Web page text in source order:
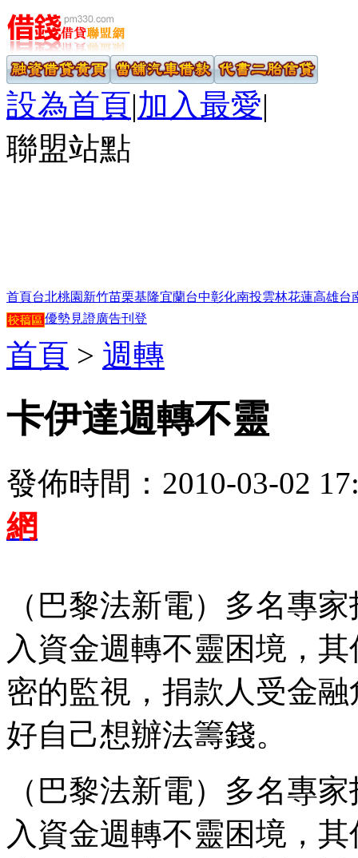
設為首頁|加入最愛|
聯盟站點
首頁台北桃園 新竹苗栗基隆宜蘭台中彰化南投雲林花蓮高雄台
優勢見證廣告刊登
首頁 > 週轉
卡伊達週轉不靈
發佈時間：2010-03-02
網
（巴黎法新電）多名專
入資金週轉不靈困境，
密的監視，捐款人受金
好自己想辦法籌錢。
（巴黎法新電）多名專
入資金週轉不靈困境，